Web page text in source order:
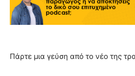
Πάρτε μια γεύση από το νέο της